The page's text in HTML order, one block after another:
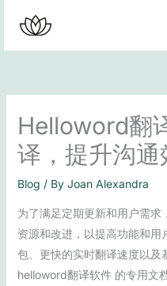
content
Helloword翻
译，提升沟
Blog / By Joan Alexandra
为了满足定期更新和用户需
资源和改进，以提高功能和
包、更快的实时翻译速度以及
helloword翻译软件 的专用文